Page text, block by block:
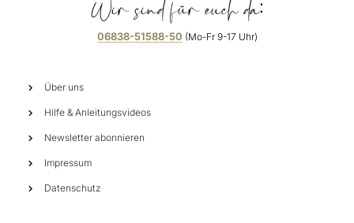
Wir sind für euch da:
06838-51588-50 (Mo-Fr 9-17 Uhr)
Über uns
Hilfe & Anleitungsvideos
Newsletter abonnieren
Impressum
Datenschutz